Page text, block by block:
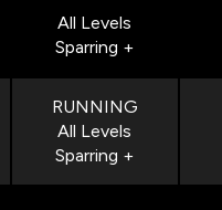
All Levels
Sparring +
RUNNING
All Levels
Sparring +